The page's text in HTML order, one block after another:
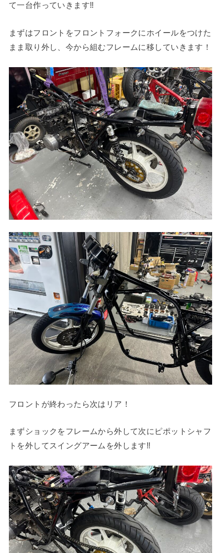
て一台作っていきます‼︎
まずはフロントをフロントフォークにホイールをつけた
まま取り外し、今から組むフレームに移していきます！
フロントが終わったら次はリア！
まずショックをフレームから外して次にピポットシャフ
トを外してスイングアームを外します‼︎